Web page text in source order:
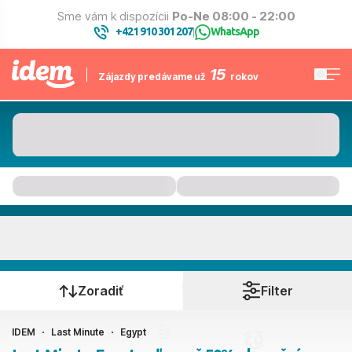
Sme vám k dispozícii Po-Ne 08:00 - 22:00
+421 910 301 207| WhatsApp
Zájazdy predávame už 15 rokov
Kedy cestujete?
Ako cestujete?
Zoradiť Filter
IDEM Last Minute Egypt